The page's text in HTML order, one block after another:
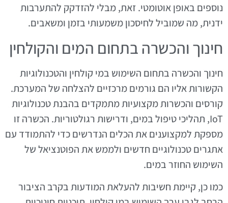
נוספים באופן אוטומטי. זאת, מבלי להזדקק להתערבות
ידנית, מה שמוביל לחיסכון משמעותי בזמן ומשאבים.
חינוך והכשרה בתחום המים והקולחין
חינוך והכשרה בתחום השימוש במי קולחין והטכנולוגיות
הקשורות אליו הם גורמים מרכזיים להצלחה של המערכת.
קורסים והכשרות מקצועיות מתמקדים בהבנת טכנולוגיות
IoT, תהליכי טיפול במים, ודרישות רגולטוריות. הכשרה זו
מספקת למקצוענים את הכלים הנדרשים כדי להתמודד עם
אתגרים טכנולוגיים חדשים ולממש את הפוטנציאל של
השימוש החוזר במים.
כמו כן, קיימת חשיבות להעלאת המודעות בקרב הציבור